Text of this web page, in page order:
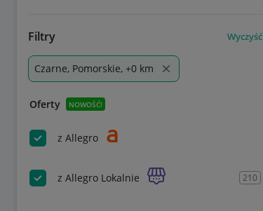
Filtry Wyczyść
Czarne, Pomorskie, +0 km
Oferty NOWOŚĆ!
z Allegro
z Allegro Lokalnie 210